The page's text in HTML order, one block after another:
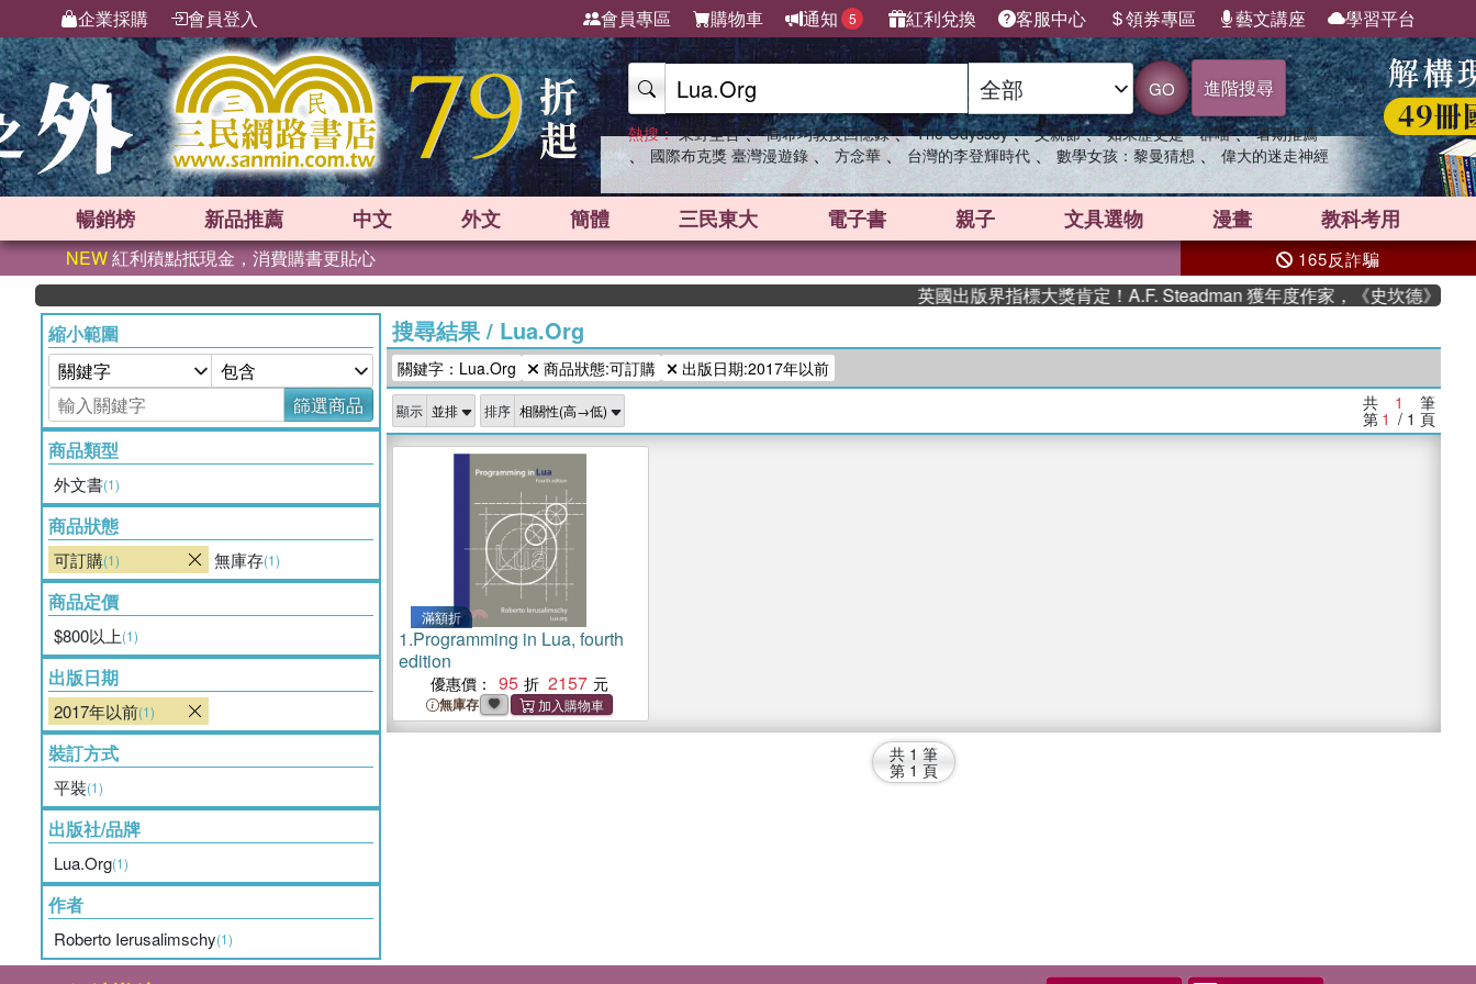
企業採購 會員登入 會員專區 購物車 通知 5 紅利兌換 客服中心 領券專區 藝文講座 學習平台
GO 進階搜尋
熱搜： 東野圭吾 、 高希均教授回憶錄 、 The Odyssey 、 父親節 、 如果歷史是一群喵 、 暑期推薦
、 國際布克獎 臺灣漫遊錄 、 方念華 、 台灣的李登輝時代 、 數學女孩：黎曼猜想 、 偉大的迷走神經
暢銷榜 新品推薦 中文 外文 簡體 三民東大 電子書 親子 文具選物 漫畫 教科考用
NEW紅利積點抵現金，消費購書更貼心 165反詐騙
英國出版界指標大獎肯定！A.F. Steadman 獲年度作家，《史坎德》系列
縮小範圍
篩選商品
商品類型
外文書(1)
商品狀態
可訂購(1) 無庫存(1)
商品定價
$800以上(1)
出版日期
2017年以前(1)
裝訂方式
平裝(1)
出版社/品牌
Lua.Org(1)
作者
Roberto Ierusalimschy(1)
搜尋結果/ Lua.Org
關鍵字：Lua.Org 商品狀態:可訂購 出版日期:2017年以前
顯示 排序 共 1 筆
第 1 / 1 頁
滿額折
1.Programming in Lua, fourth
edition
優惠價： 95 2157
無庫存
共 1 筆
第 1 頁